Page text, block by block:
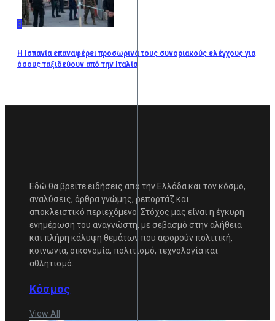
3
Η Ισπανία επαναφέρει προσωρινά τους συνοριακούς ελέγχους για
όσους ταξιδεύουν από την Ιταλία
Εδώ θα βρείτε ειδήσεις από την Ελλάδα και τον κόσμο,
αναλύσεις, άρθρα γνώμης, ρεπορτάζ και
αποκλειστικό περιεχόμενο. Στόχος μας είναι η έγκυρη
ενημέρωση του αναγνώστη, με σεβασμό στην αλήθεια
και πλήρη κάλυψη θεμάτων που αφορούν πολιτική,
κοινωνία, οικονομία, πολιτισμό, τεχνολογία και
αθλητισμό.
Κόσμος
View All